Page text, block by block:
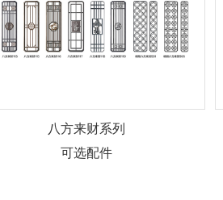
八方来财系列
可选配件